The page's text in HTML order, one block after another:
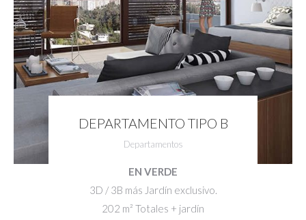
DEPARTAMENTO TIPO B
Departamentos
EN VERDE
3D / 3B más Jardín exclusivo.
202 m² Totales + jardín